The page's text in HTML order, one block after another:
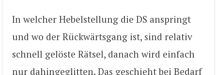
In welcher Hebelstellung die DS anspringt
und wo der Rückwärtsgang ist, sind relativ
schnell gelöste Rätsel, danach wird einfach
nur dahingeglitten. Das geschieht bei Bedarf